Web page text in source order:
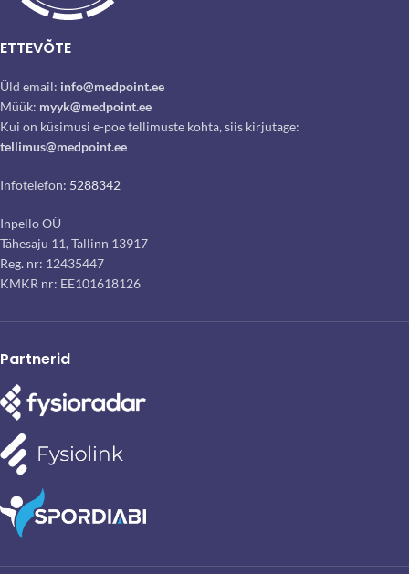
ETTEVÕTE
Üld email: info@medpoint.ee
Müük: myyk@medpoint.ee
Kui on küsimusi e-poe tellimuste kohta, siis kirjutage:
tellimus@medpoint.ee
Infotelefon: 5288342
Inpello OÜ
Tähesaju 11, Tallinn 13917
Reg. nr: 12435447
KMKR nr: EE101618126
Partnerid